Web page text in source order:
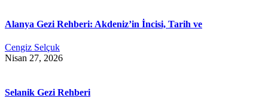
Alanya Gezi Rehberi: Akdeniz’in İncisi, Tarih ve
Cengiz Selçuk
Nisan 27, 2026
Selanik Gezi Rehberi